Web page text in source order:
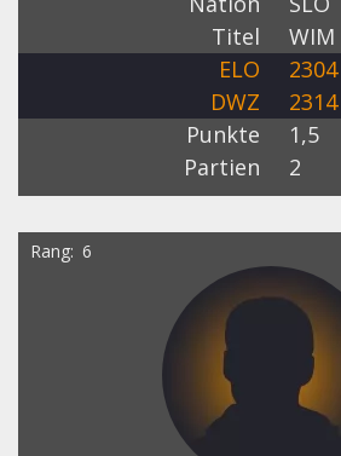
Titel
WIM
ELO
2304
DWZ
2314
Punkte
1,5
Partien
2
Rang 6